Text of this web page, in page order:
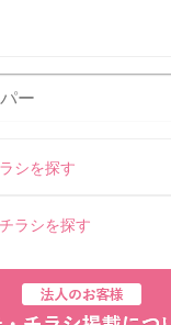
シを探す
ラシを探す